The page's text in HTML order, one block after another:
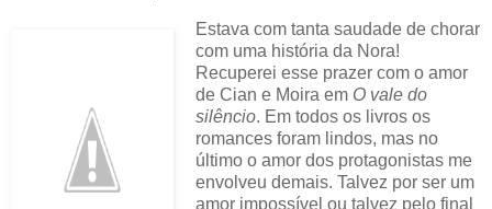
Estava com tanta saudade de chorar
com uma história da Nora!
Recuperei esse prazer com o amor
de Cian e Moira em O vale do
silêncio. Em todos os livros os
romances foram lindos, mas no
último o amor dos protagonistas me
envolveu demais. Talvez por ser um
amor impossível ou talvez pelo final